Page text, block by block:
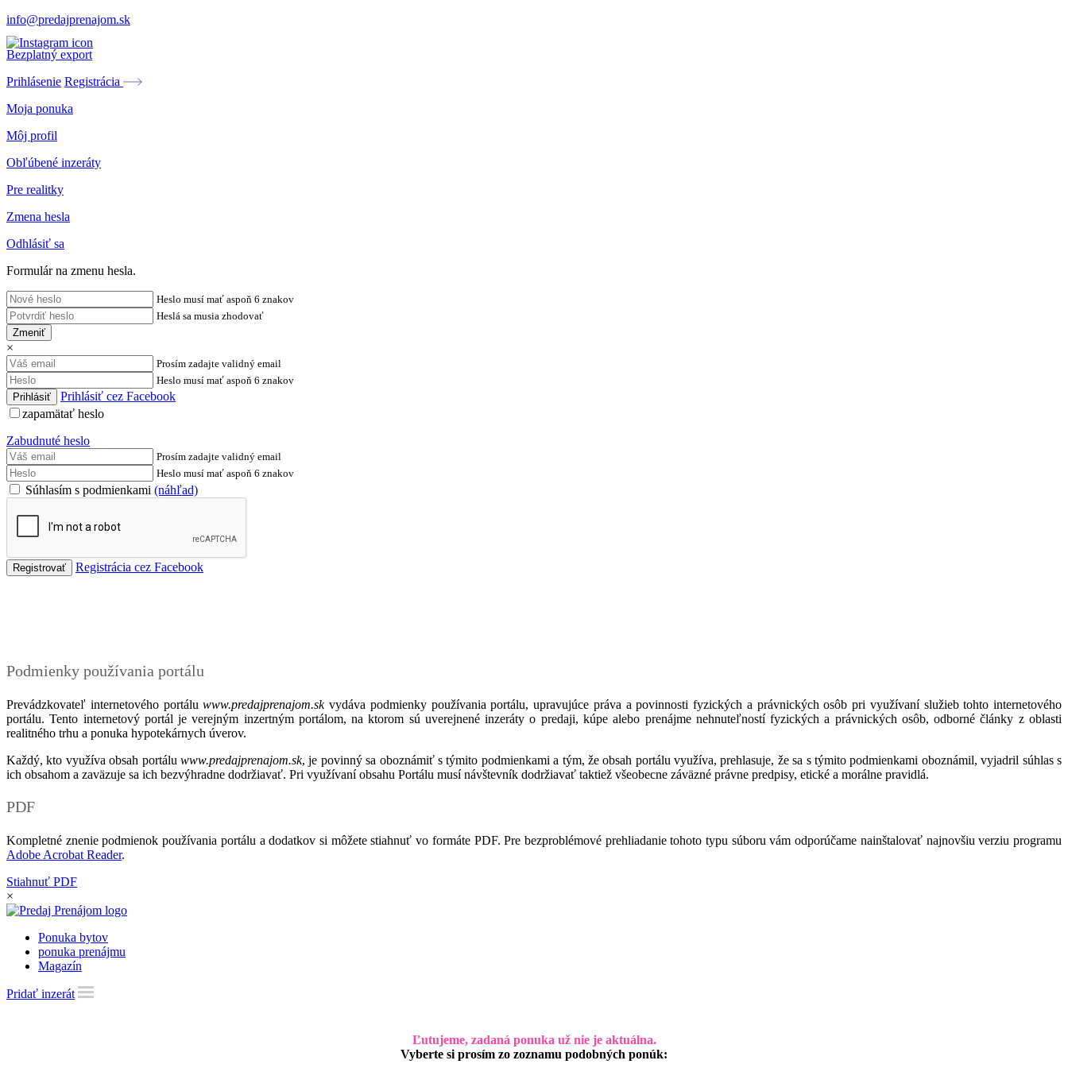
info@predajprenajom.sk
Bezplatný export
Prihlásenie Registrácia
Moja ponuka
Môj profil
Obľúbené inzeráty
Pre realitky
Zmena hesla
Odhlásiť sa
Formulár na zmenu hesla.
Heslo musí mať aspoň 6 znakov
Heslá sa musia zhodovať
Zmeniť
×
Prosím zadajte validný email
Heslo musí mať aspoň 6 znakov
Prihlásiť cez Facebook
zapamätať heslo
Zabudnuté heslo
Prosím zadajte validný email
Heslo musí mať aspoň 6 znakov
Súhlasím s podmienkami (náhľad)
Registrácia cez Facebook
Podmienky používania portálu
Prevádzkovateľ internetového portáluwww.predajprenajom.skvydáva podmienky používania portálu, upravujúce práva a povinnosti fyzických a právnických osôb pri využívaní služieb tohto internetového
portálu. Tento internetový portál je verejným inzertným portálom, na ktorom sú uverejnené inzeráty o predaji, kúpe alebo prenájme nehnuteľností fyzických a právnických osôb, odborné články z oblasti
realitného trhu a ponuka hypotekárnych úverov.
Každý, kto využíva obsah portálu www.predajprenajom.sk, je povinný sa oboznámiť s týmito podmienkami a tým, že obsah portálu využíva, prehlasuje, že sa s týmito podmienkami oboznámil, vyjadril súhlas s
ich obsahom a zaväzuje sa ich bezvýhradne dodržiavať. Pri využívaní obsahu Portálu musí návštevník dodržiavať taktiež všeobecne záväzné právne predpisy, etické a morálne pravidlá.
PDF
Kompletné znenie podmienok používania portálu a dodatkov si môžete stiahnuť vo formáte PDF. Pre bezproblémové prehliadanie tohoto typu súboru vám odporúčame nainštalovať najnovšiu verziu programu
Adobe Acrobat Reader.
Stiahnuť PDF
×
Ponuka bytov
ponuka prenájmu
Magazín
Pridať inzerát
Ľutujeme, zadaná ponuka už nie je aktuálna.
Vyberte si prosím zo zoznamu podobných ponúk: